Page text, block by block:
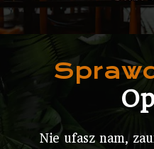
Nie ufasz nam,